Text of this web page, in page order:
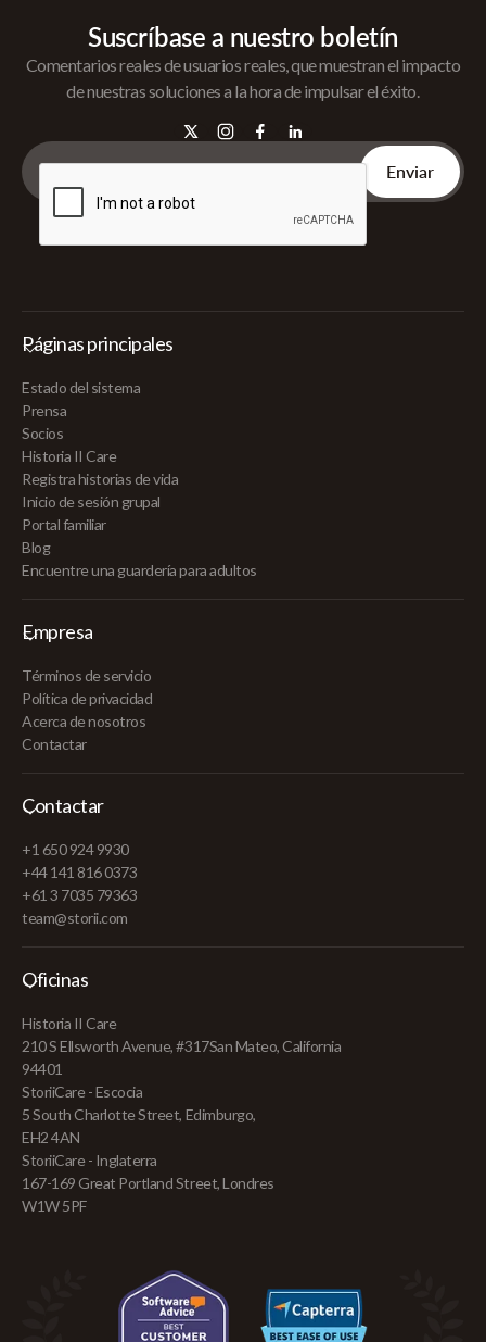
Suscríbase a nuestro boletín
Comentarios reales de usuarios reales, que muestran el impacto
de nuestras soluciones a la hora de impulsar el éxito.
Páginas principales
Estado del sistema
Prensa
Socios
Historia II Care
Registra historias de vida
Inicio de sesión grupal
Portal familiar
Blog
Encuentre una guardería para adultos
Empresa
Términos de servicio
Política de privacidad
Acerca de nosotros
Contactar
Contactar
+1 650 924 9930
+44 141 816 0373
+61 3 7035 79363
team@storii.com
Oficinas
Historia II Care
210 S Ellsworth Avenue, #317San Mateo, California
94401
StoriiCare - Escocia
5 South Charlotte Street, Edimburgo,
EH2 4AN
StoriiCare - Inglaterra
167-169 Great Portland Street, Londres
W1W 5PF